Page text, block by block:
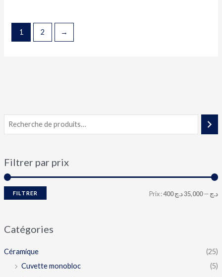
Filtrer par prix
FILTRER Prix : 400 د.ج—35,000 د.ج
Catégories
Céramique
(25)
Cuvette monobloc
(5)
1 2 →